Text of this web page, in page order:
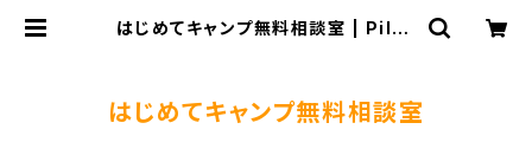
はじめてキャンプ無料相談室 | Pilzc
はじめてキャンプ無料相談室